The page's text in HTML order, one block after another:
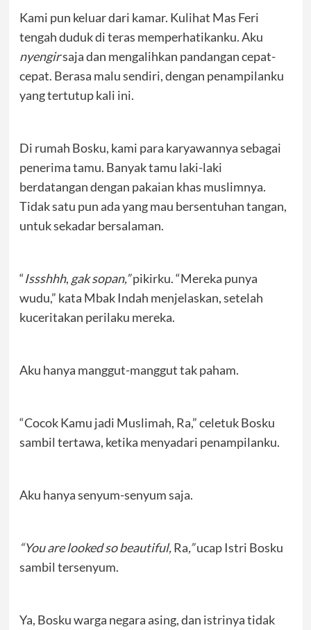
Kami pun keluar dari kamar. Kulihat Mas Feri
tengah duduk di teras memperhatikanku. Aku
nyengirsaja dan mengalihkan pandangan cepat-
cepat. Berasa malu sendiri, dengan penampilanku
yang tertutup kali ini.
Di rumah Bosku, kami para karyawannya sebagai
penerima tamu. Banyak tamu laki-laki
berdatangan dengan pakaian khas muslimnya.
Tidak satu pun ada yang mau bersentuhan tangan,
untuk sekadar bersalaman.
“Issshhh, gak sopan,”pikirku. “Mereka punya
wudu,” kata Mbak Indah menjelaskan, setelah
kuceritakan perilaku mereka.
Aku hanya manggut-manggut tak paham.
“Cocok Kamu jadi Muslimah, Ra,” celetuk Bosku
sambil tertawa, ketika menyadari penampilanku.
Aku hanya senyum-senyum saja.
“You are looked so beautiful,Ra,”ucap Istri Bosku
sambil tersenyum.
Ya, Bosku warga negara asing, dan istrinya tidak